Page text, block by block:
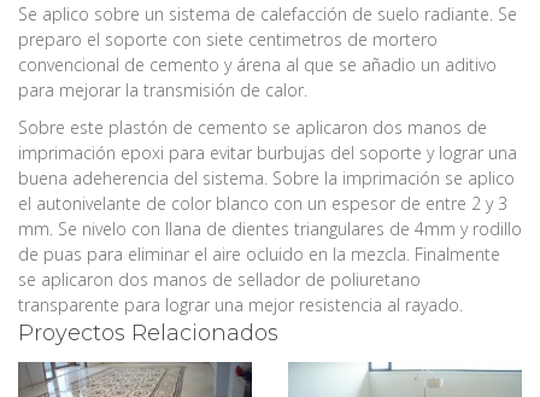
Se aplico sobre un sistema de calefacción de suelo radiante. Se
preparo el soporte con siete centimetros de mortero
convencional de cemento y árena al que se añadio un aditivo
para mejorar la transmisión de calor.
Sobre este plastón de cemento se aplicaron dos manos de
imprimación epoxi para evitar burbujas del soporte y lograr una
buena adeherencia del sistema. Sobre la imprimación se aplico
el autonivelante de color blanco con un espesor de entre 2 y 3
mm. Se nivelo con llana de dientes triangulares de 4mm y rodillo
de puas para eliminar el aire ocluido en la mezcla. Finalmente
se aplicaron dos manos de sellador de poliuretano
transparente para lograr una mejor resistencia al rayado.
Proyectos Relacionados